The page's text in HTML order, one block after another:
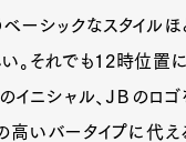
ーシックなスタイルほ
。それでも12時位置
イニシャル、ＪＢのロ
いバータイプに代え